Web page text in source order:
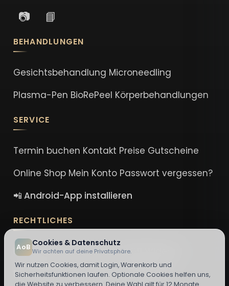
📷 📘
BEHANDLUNGEN
Gesichtsbehandlung Microneedling
Plasma-Pen BioRePeel Körperbehandlungen
SERVICE
Termin buchen Kontakt Preise Gutscheine
Online Shop Mein Konto Passwort vergessen?
📲 Android-App installieren
RECHTLICHES
Impressum Datenschutz AGB
DSA-Erklärung Cookie-Einstellungen
AoB Cookies & Datenschutz
Wir achten auf deine Privatsphäre.
Wir nutzen Cookies, damit Login, Warenkorb und
Sicherheitsfunktionen laufen. Optionale Cookies helfen uns,
die Website zu verbessern. Deine Wahl gilt für 12 Monate.
Art of Beauty Trier
Antwortet meist innerhalb von 1 Stunde
Art of Beauty Trier